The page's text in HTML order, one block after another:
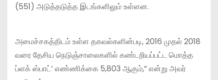
(551) அடுத்தடுத்த இடங்களிலும் உள்ளன.
அமைச்சகத்திடம் உள்ள தகவல்களின்படி, 2016 முதல் 2018
வரை தேசிய நெடுஞ்சாலைகளில் கண்டறியப்பட்ட மொத்த
ப்ளக் ஸ்பாட்’ எண்ணிக்கை 5,803 ஆகும்,” என்று அவர்